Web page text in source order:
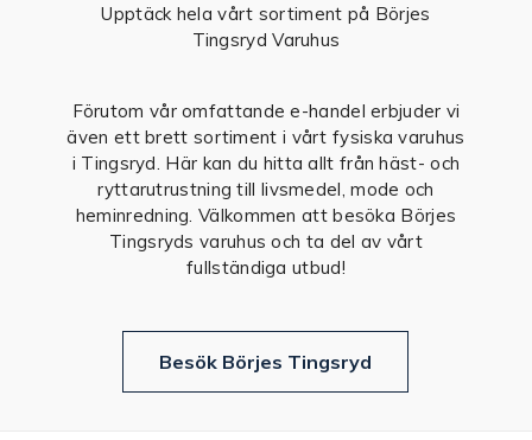
Upptäck hela vårt sortiment på Börjes
Tingsryd Varuhus
Förutom vår omfattande e-handel erbjuder vi
även ett brett sortiment i vårt fysiska varuhus
i Tingsryd. Här kan du hitta allt från häst- och
ryttarutrustning till livsmedel, mode och
heminredning. Välkommen att besöka Börjes
Tingsryds varuhus och ta del av vårt
fullständiga utbud!
Besök Börjes Tingsryd